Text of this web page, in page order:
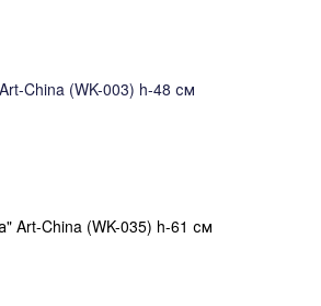
China (WK-003) h-48 см